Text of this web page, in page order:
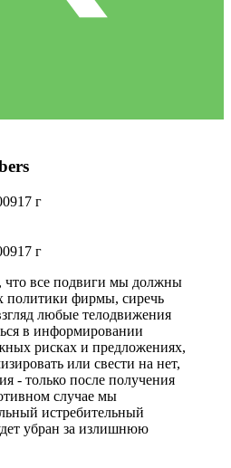
17 г
17 г
что все подвиги мы должны
политики фирмы, сиречь
любые телодвижения
в информировании
рисках и предложениях,
или свести на нет,
- только после получения
случае мы
истребительный
убран за излишнюю